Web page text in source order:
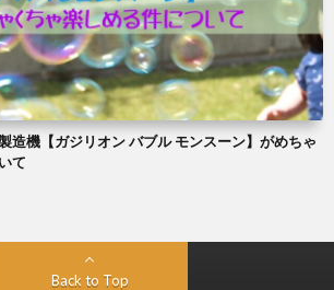
造機【ガジリオン バブル モンスーン】がめちゃ
て
Back to Top